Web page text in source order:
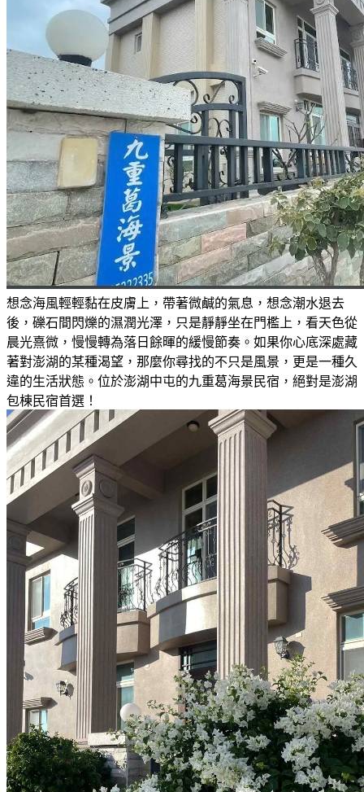
想念海風輕輕黏在皮膚上，帶著微鹹的氣息，想念潮水退去
後，礫石間閃爍的濕潤光澤，只是靜靜坐在門檻上，看天色從
晨光熹微，慢慢轉為落日餘暉的緩慢節奏。如果你心底深處藏
著對澎湖的某種渴望，那麼你尋找的不只是風景，更是一種久
違的生活狀態。位於澎湖中屯的九重葛海景民宿，絕對是澎湖
包棟民宿首選！